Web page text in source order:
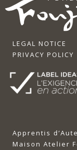
LEGAL NOTICE
PRIVACY POLICY
Apprentis
‍Maison Atelier